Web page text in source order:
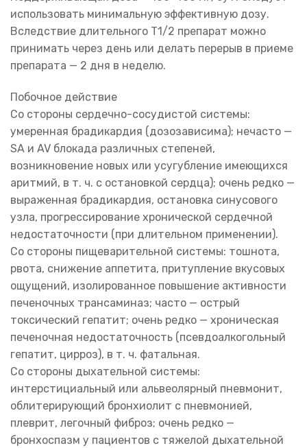
использовать минимальную эффективную дозу.
Вследствие длительного Т1/2 препарат можно
принимать через день или делать перерыв в приеме
препарата — 2 дня в неделю.
Побочное действие
Со стороны сердечно-сосудистой системы:
умеренная брадикардия (дозозависима); нечасто —
SA и AV блокада различных степеней,
возникновение новых или усугубление имеющихся
аритмий, в т. ч. с остановкой сердца); очень редко —
выраженная брадикардия, остановка синусового
узла, прогрессирование хронической сердечной
недостаточности (при длительном применении).
Со стороны пищеварительной системы: тошнота,
рвота, снижение аппетита, притупление вкусовых
ощущений, изолированное повышение активности
печеночных трансаминаз; часто — острый
токсический гепатит; очень редко — хроническая
печеночная недостаточность (псевдоалкогольный
гепатит, цирроз), в т. ч. фатальная.
Со стороны дыхательной системы:
интерстициальный или альвеолярный пневмонит,
облитерирующий бронхиолит с пневмонией,
плеврит, легочный фиброз; очень редко —
бронхоспазм у пациентов с тяжелой дыхательной